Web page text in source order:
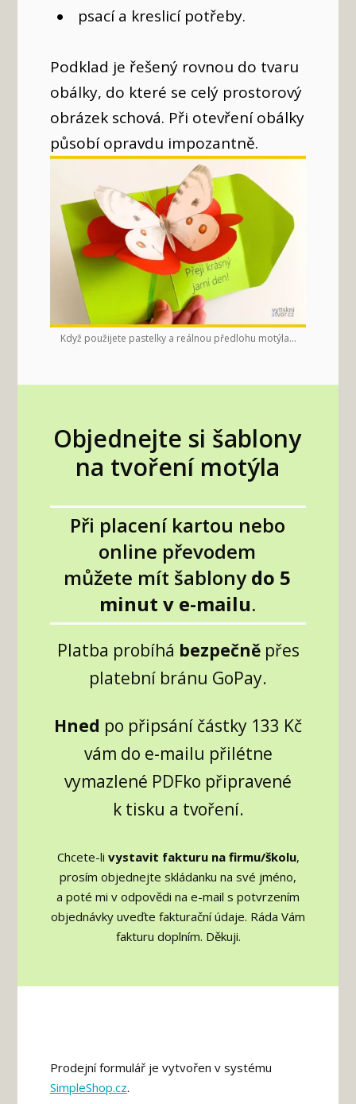
psací a kreslicí potřeby.
Podklad je řešený rovnou do tvaru
obálky, do které se celý prostorový
obrázek schová. Při otevření obálky
působí opravdu impozantně.
Když použijete pastelky a reálnou předlohu motýla...
Objednejte si šablony
na tvoření motýla
Při placení kartou nebo
online převodem
můžete mít šablonydo 5
minut v e-mailu.
Platba probíhá bezpečněpřes
platební bránu GoPay.
Hned po připsání částky 133 Kč
vám do e-mailu přilétne
vymazlené PDFko připravené
k tisku a tvoření.
Chcete-li vystavit fakturu na firmu/školu,
prosím objednejte skládanku na své jméno,
a poté mi v odpovědi na e-mail s potvrzením
objednávky uveďte fakturační údaje. Ráda Vám
fakturu doplním. Děkuji.
Prodejní formulář je vytvořen v systému
SimpleShop.cz.